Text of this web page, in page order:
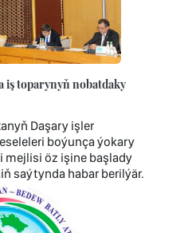
iş toparynyň nobatdaky
Daşary işler
boýunça ýokary
mejlisi öz işine başlady
saýtynda habar berilýär.